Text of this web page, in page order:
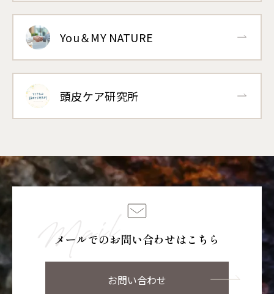
You＆MY NATURE
頭皮ケア研究所
メールでのお問い合わせはこちら
お問い合わせ